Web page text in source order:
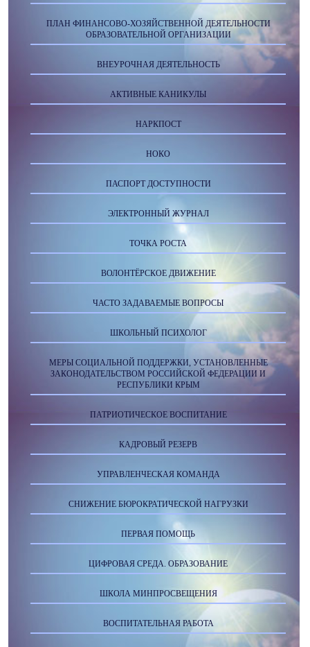
ПЛАН ФИНАНСОВО-ХОЗЯЙСТВЕННОЙ ДЕЯТЕЛЬНОСТИ
ОБРАЗОВАТЕЛЬНОЙ ОРГАНИЗАЦИИ
ВНЕУРОЧНАЯ ДЕЯТЕЛЬНОСТЬ
АКТИВНЫЕ КАНИКУЛЫ
НАРКПОСТ
НОКО
ПАСПОРТ ДОСТУПНОСТИ
ЭЛЕКТРОННЫЙ ЖУРНАЛ
ТОЧКА РОСТА
ВОЛОНТЁРСКОЕ ДВИЖЕНИЕ
ЧАСТО ЗАДАВАЕМЫЕ ВОПРОСЫ
ШКОЛЬНЫЙ ПСИХОЛОГ
МЕРЫ СОЦИАЛЬНОЙ ПОДДЕРЖКИ, УСТАНОВЛЕННЫЕ
ЗАКОНОДАТЕЛЬСТВОМ РОССИЙСКОЙ ФЕДЕРАЦИИ И
РЕСПУБЛИКИ КРЫМ
ПАТРИОТИЧЕСКОЕ ВОСПИТАНИЕ
КАДРОВЫЙ РЕЗЕРВ
УПРАВЛЕНЧЕСКАЯ КОМАНДА
СНИЖЕНИЕ БЮРОКРАТИЧЕСКОЙ НАГРУЗКИ
ПЕРВАЯ ПОМОЩЬ
ЦИФРОВАЯ СРЕДА. ОБРАЗОВАНИЕ
ШКОЛА МИНПРОСВЕЩЕНИЯ
ВОСПИТАТЕЛЬНАЯ РАБОТА